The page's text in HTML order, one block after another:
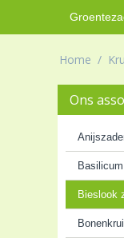
Home /
Ons
Bieslook